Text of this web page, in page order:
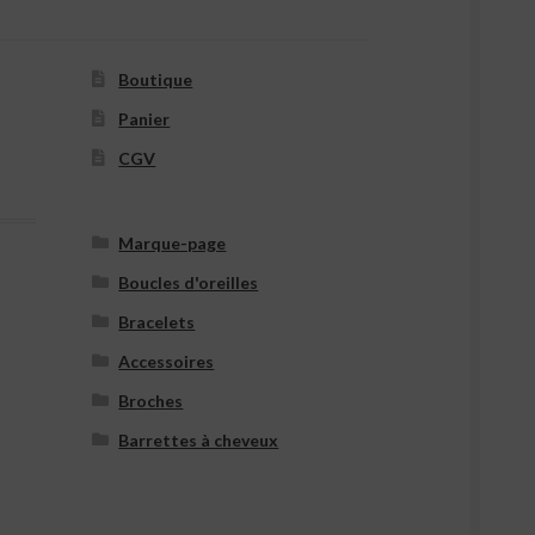
Boutique
Panier
CGV
Marque-page
Boucles d'oreilles
Bracelets
Accessoires
Broches
Barrettes à cheveux